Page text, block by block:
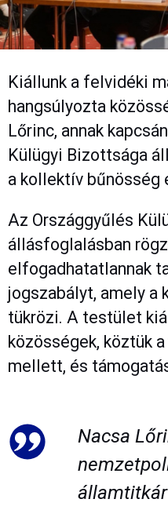
Kiállunk a felvidéki
hangsúlyozta
Lőrinc, annak
Külügyi Bizottsága
a kollektív bűnösség
Az Országgyűlés
állásfoglalásban
elfogadhatatlannak
jogszabályt, amely a
tükrözi. A testület
közösségek, köztük
mellett, és
Nacsa